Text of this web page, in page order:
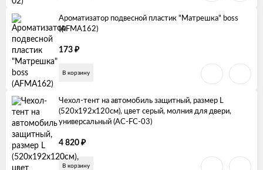
Ароматизатор подвесной пластик "Матрешка" boss
(AFMA162)
173 ₽
В корзину
Чехол-тент на автомобиль защитный, размер L
(520х192х120см), цвет серый, молния для двери,
универсальный (AC-FC-03)
4 820 ₽
В корзину